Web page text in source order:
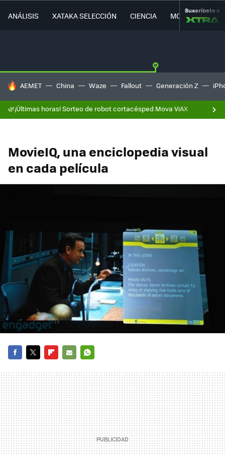
ANÁLISIS XATAKA SELECCIÓN CIENCIA MOVILIDAD
Suscríbete a
HOY SE HABLA DE
AEMET China Waze Fallout Generación Z
🌿¡Últimas horas! Sorteo de robot cortacésped Mova ViAX
MovieIQ, una enciclopedia visual
en cada película
MAIL